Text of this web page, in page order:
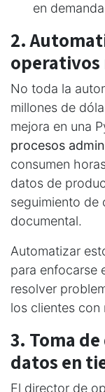
en
2.
No toda la
millones de
mejora en una
procesos
consumen
datos de
seguimiento de
documental.
Automatizar
para enfocarse
resolver
los clientes con
3. Toma
datos en
El director de